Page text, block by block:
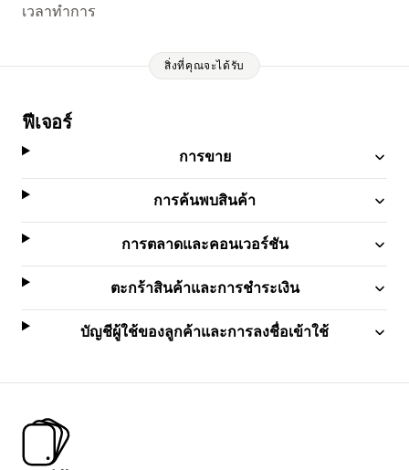
เวลาทำการ
สิ่งที่คุณจะได้รับ
ฟีเจอร์
การขาย
การค้นพบสินค้า
การตลาดและคอนเวอร์ชัน
ตะกร้าสินค้าและการชำระเงิน
บัญชีผู้ใช้ของลูกค้าและการลงชื่อเข้าใช้